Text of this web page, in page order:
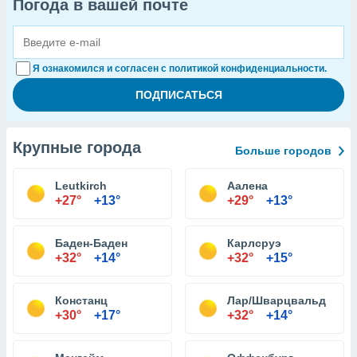
Погода в вашей почте
Я ознакомился и согласен с политикой конфиденциальности.
Крупные города Больше городов
Leutkirch
+27° +13°
Аалена
+29° +13°
Баден-Баден
+32° +14°
Карлсруэ
+32° +15°
Констанц
+30° +17°
Лар/Шварцвальд
+32° +14°